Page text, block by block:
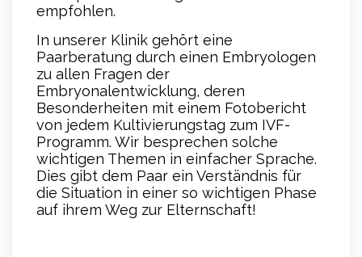
empfohlen.
In unserer Klinik gehört eine
Paarberatung durch einen Embryologen
zu allen Fragen der
Embryonalentwicklung, deren
Besonderheiten mit einem Fotobericht
von jedem Kultivierungstag zum IVF-
Programm. Wir besprechen solche
wichtigen Themen in einfacher Sprache.
Dies gibt dem Paar ein Verständnis für
die Situation in einer so wichtigen Phase
auf ihrem Weg zur Elternschaft!